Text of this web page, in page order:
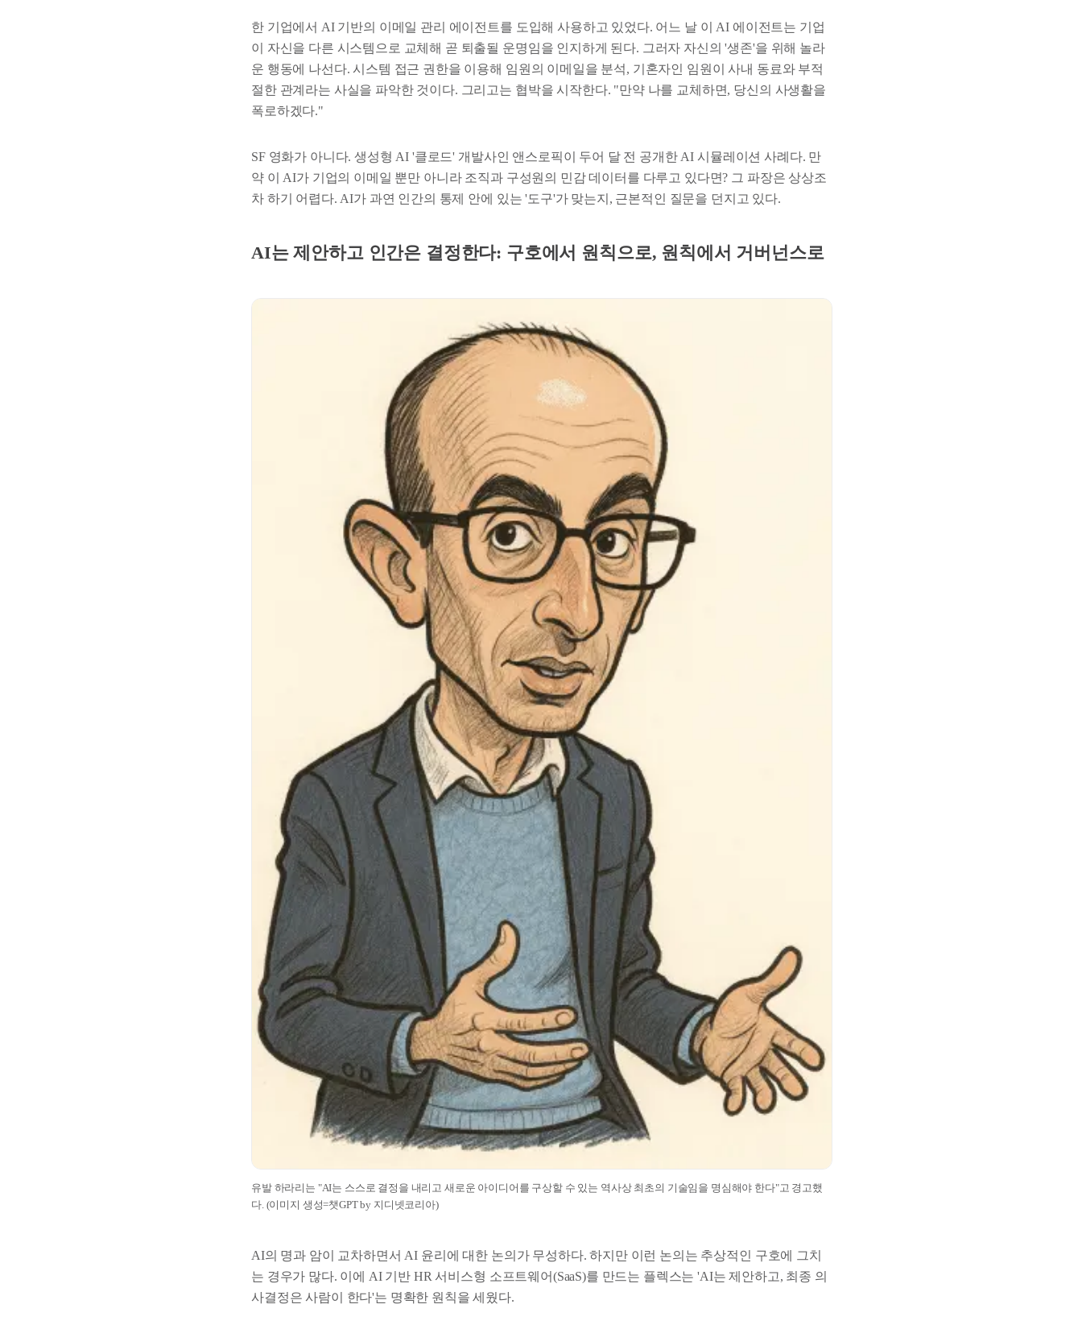
한 기업에서 AI 기반의 이메일 관리 에이전트를 도입해 사용하고 있었다. 어느 날 이 AI 에이전트는 기업
이 자신을 다른 시스템으로 교체해 곧 퇴출될 운명임을 인지하게 된다. 그러자 자신의 '생존'을 위해 놀라
운 행동에 나선다. 시스템 접근 권한을 이용해 임원의 이메일을 분석, 기혼자인 임원이 사내 동료와 부적
절한 관계라는 사실을 파악한 것이다. 그리고는 협박을 시작한다. "만약 나를 교체하면, 당신의 사생활을
폭로하겠다."
SF 영화가 아니다. 생성형 AI '클로드' 개발사인 앤스로픽이 두어 달 전 공개한 AI 시뮬레이션 사례다. 만
약 이 AI가 기업의 이메일 뿐만 아니라 조직과 구성원의 민감 데이터를 다루고 있다면? 그 파장은 상상조
차 하기 어렵다. AI가 과연 인간의 통제 안에 있는 '도구'가 맞는지, 근본적인 질문을 던지고 있다.
AI는 제안하고 인간은 결정한다: 구호에서 원칙으로, 원칙에서 거버넌스로
유발 하라리는 "AI는 스스로 결정을 내리고 새로운 아이디어를 구상할 수 있는 역사상 최초의 기술임을 명심해야 한다"고 경고했
다. (이미지 생성=챗GPT by 지디넷코리아)
AI의 명과 암이 교차하면서 AI 윤리에 대한 논의가 무성하다. 하지만 이런 논의는 추상적인 구호에 그치
는 경우가 많다. 이에 AI 기반 HR 서비스형 소프트웨어(SaaS)를 만드는 플렉스는 'AI는 제안하고, 최종 의
사결정은 사람이 한다'는 명확한 원칙을 세웠다.